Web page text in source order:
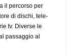
il percorso per
di dischi, tele-
tv. Diverse le
passaggio al